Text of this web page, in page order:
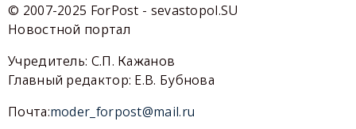
© 2007-2025 ForPost - sevastopol.SU
Новостной портал
Учредитель: С.П. Кажанов
Главный редактор: Е.В. Бубнова
Почта:moder_forpost@mail.ru